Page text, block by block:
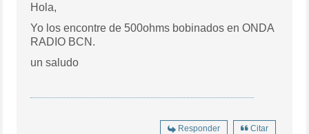
Hola,
Yo los encontre de 500ohms bobinados en ONDA
RADIO BCN.
un saludo
Responder Citar